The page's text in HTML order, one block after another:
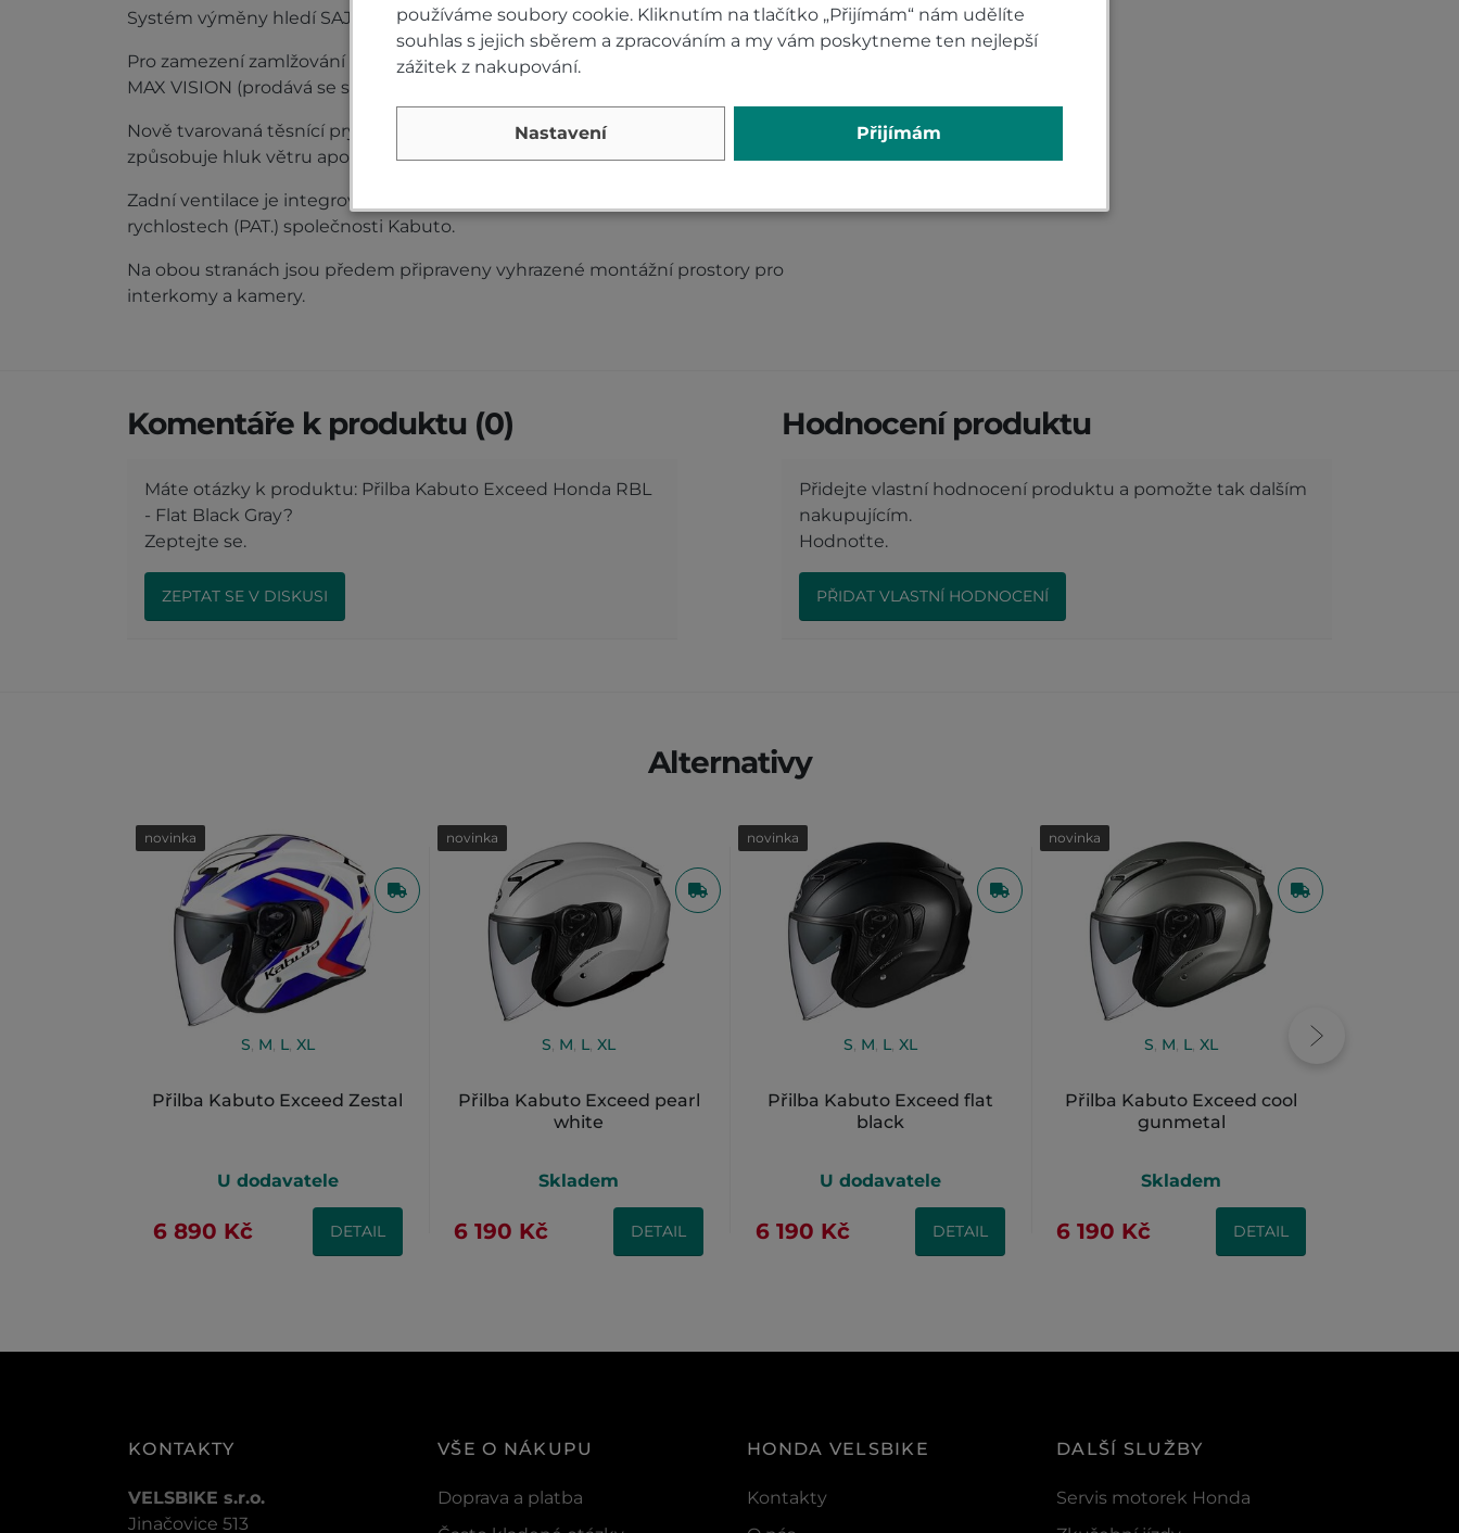
Systém výměny hledí SAJ Shield System (PAT. č. 4839373).
Pro zamezení zamlžování lze nainstalovat široký typ plastové fólie s Pinlock 100%
MAX VISION (prodává se samostatně).
Nově tvarovaná těsnící pryž vyplňuje prostor mezi hledím a samotnou pryží, který
způsobuje hluk větru apod., a podstatně snižuje úroveň hlučnosti.
Zadní ventilace je integrována s jedinečnou patentovanou stabilizací ve vysokých
rychlostech (PAT.) společnosti Kabuto.
Na obou stranách jsou předem připraveny vyhrazené montážní prostory pro
interkomy a kamery.
Komentáře k produktu (0)
Máte otázky k produktu: Přilba Kabuto Exceed Honda RBL
- Flat Black Gray?
Zeptejte se.
ZEPTAT SE V DISKUSI
Hodnocení produktu
Přidejte vlastní hodnocení produktu a pomožte tak dalším
nakupujícím.
Hodnoťte.
PŘIDAT VLASTNÍ HODNOCENÍ
Alternativy
S M L, XL
Přilba Kabuto Exceed Zestal
novinka
U dodavatele
6 890 Kč DETAIL
S M L ,XL
Přilba Kabuto Exceed pearl
white
novinka
Skladem
6 190 Kč DETAIL
S M L, XL
Přilba Kabuto Exceed flat
black
novinka
U dodavatele
6 190 Kč DETAIL
S M L ,XL
Přilba Kabuto Exceed cool
gunmetal
novinka
Skladem
6 190 Kč DETAIL
KONTAKTY
VELSBIKE s.r.o.
Jinačovice 513
VŠE O NÁKUPU
Doprava a platba
HONDA VELSBIKE
Kontakty
DALŠÍ SLUŽBY
Servis motorek Honda
používáme soubory cookie. Kliknutím na tlačítko „Přijímám“ nám udělíte
souhlas s jejich sběrem a zpracováním a my vám poskytneme ten nejlepší
zážitek z nakupování.
Nastavení Přijímám